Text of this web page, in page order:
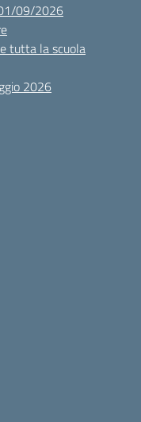
09/2026
tutta la scuola
2026